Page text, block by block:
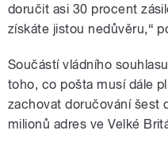
doručit asi 30 procent
získáte jistou nedůvěru,“
Součástí vládního
toho, co pošta musí dále
zachovat doručování šest
milionů adres ve Velké